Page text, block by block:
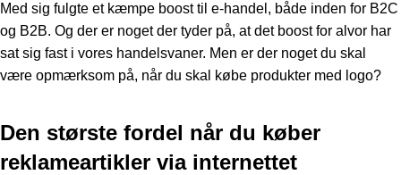
Med sig fulgte et kæmpe boost til e-handel, både inden for B2C
og B2B. Og der er noget der tyder på, at det boost for alvor har
sat sig fast i vores handelsvaner. Men er der noget du skal
være opmærksom på, når du skal købe produkter med logo?
Den største fordel når du køber
reklameartikler via internettet